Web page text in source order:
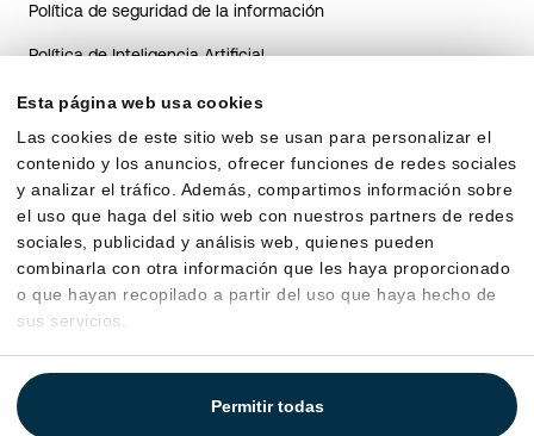
Esta página web usa cookies
Las cookies de este sitio web se usan para personalizar el
contenido y los anuncios, ofrecer funciones de redes sociales
y analizar el tráfico. Además, compartimos información sobre
el uso que haga del sitio web con nuestros partners de redes
sociales, publicidad y análisis web, quienes pueden
combinarla con otra información que les haya proporcionado
o que hayan recopilado a partir del uso que haya hecho de
sus servicios.
Permitir todas
Política de seguridad de la información
Política de Inteligencia Artificial
Guía de transparencia del sistema de IA para candidatos
Guía de transparencia sobre el uso de IA en RRHH para
clientes
Acuerdo de encargo de tratamiento